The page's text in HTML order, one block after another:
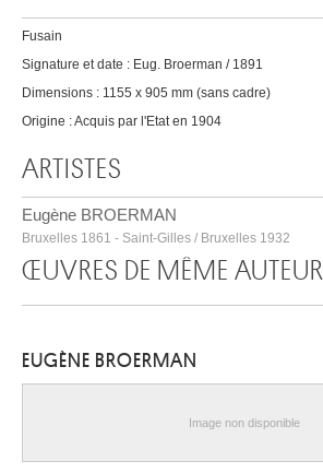
Fusain
Signature et date : Eug. Broerman / 1891
Dimensions : 1155 x 905 mm (sans cadre)
Origine : Acquis par l'Etat en 1904
ARTISTES
Eugène BROERMAN
Bruxelles 1861 - Saint-Gilles / Bruxelles 1932
ŒUVRES DE MÊME AUTEUR
EUGÈNE BROERMAN
Image non disponible